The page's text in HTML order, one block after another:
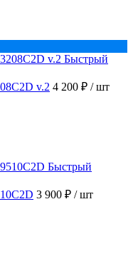
Быстрый
v.2 4 200 ₽ / шт
Быстрый
3 900 ₽ / шт